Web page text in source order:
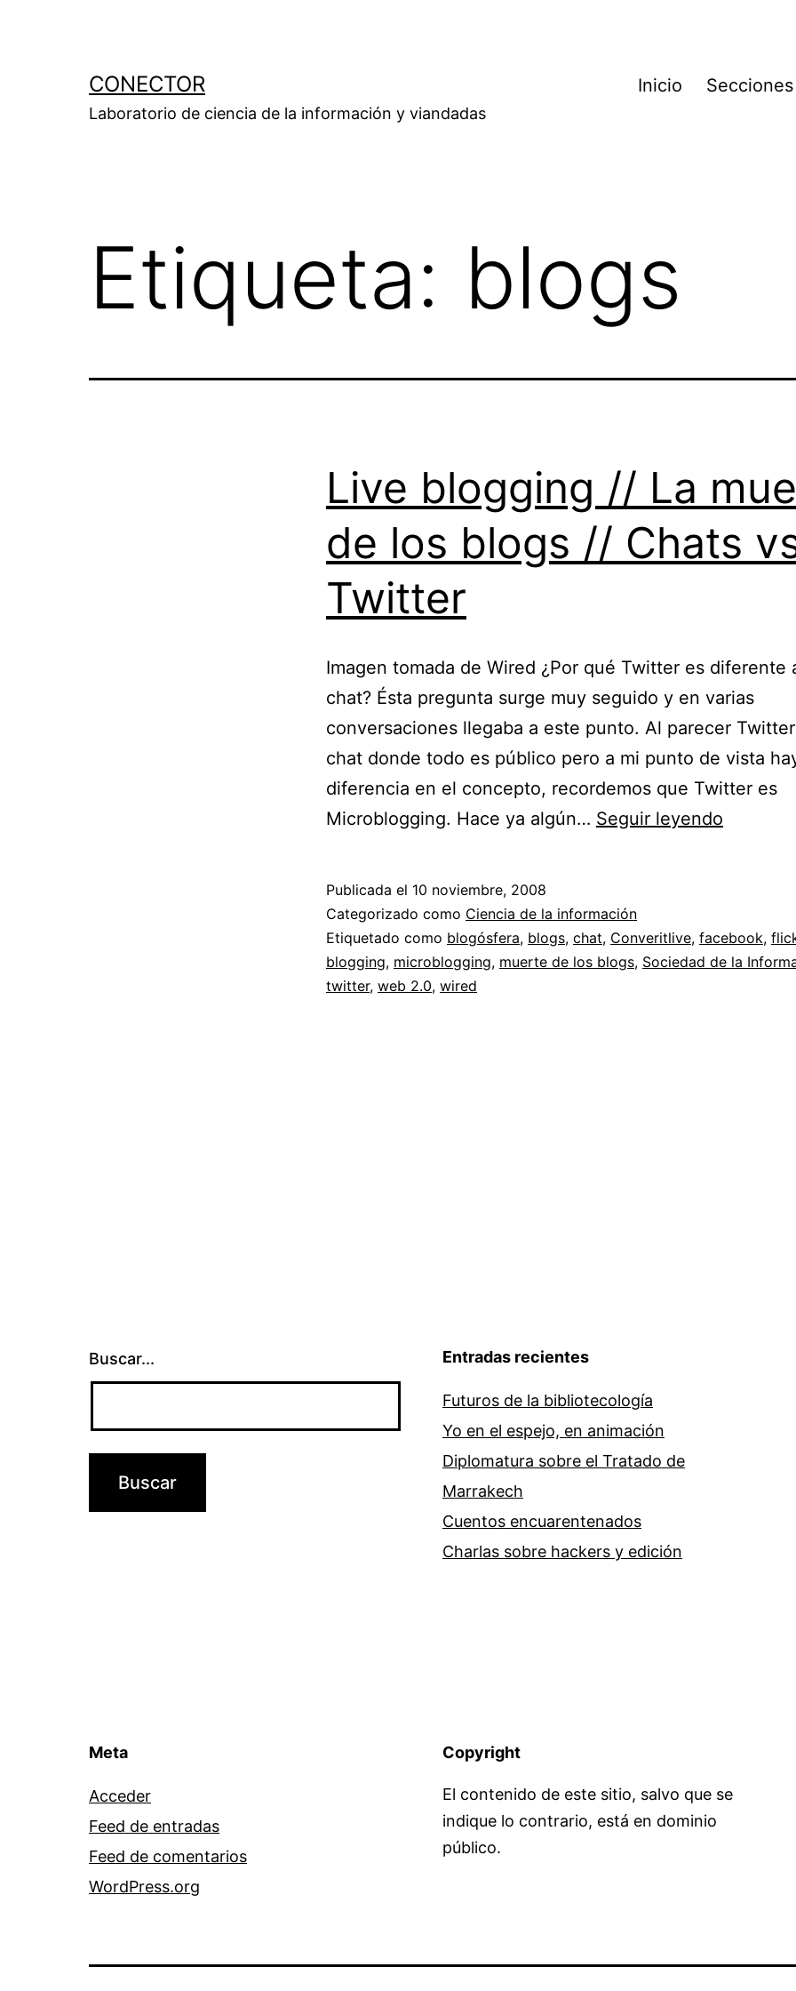
CONECTOR
Laboratorio de ciencia de la información y viandadas
Inicio Secciones
Etiqueta: blogs
Live blogging // La
de los blogs // Chats
Twitter
Imagen tomada de Wired ¿Por qué Twitter es diferente
chat? Ésta pregunta surge muy seguido y en varias
conversaciones llegaba a este punto. Al parecer
chat donde todo es público pero a mi punto de vista
diferencia en el concepto, recordemos que Twitter es
Microblogging. Hace ya algún… Seguir leyendo
muerte
de
Publicada el 10 noviembre, 2008
Categorizado como Ciencia de la información
Etiquetado como blogósfera, blogs, chat, Converitlive, facebook,
blogging, microblogging, muerte de los blogs, Sociedad de la
twitter, web 2.0, wired
Buscar... Entradas recientes
Futuros de la bibliotecología
Yo en el espejo, en animación
Diplomatura sobre el Tratado de
Marrakech
Cuentos encuarentenados
Charlas sobre hackers y edición
Meta
Acceder
Feed de entradas
Feed de comentarios
WordPress.org
Copyright
El contenido de este sitio, salvo que se
indique lo contrario, está en dominio
público.